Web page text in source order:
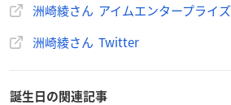
洲崎綾さん アイムエンタープライズ
洲崎綾さん Twitter
誕生日の関連記事